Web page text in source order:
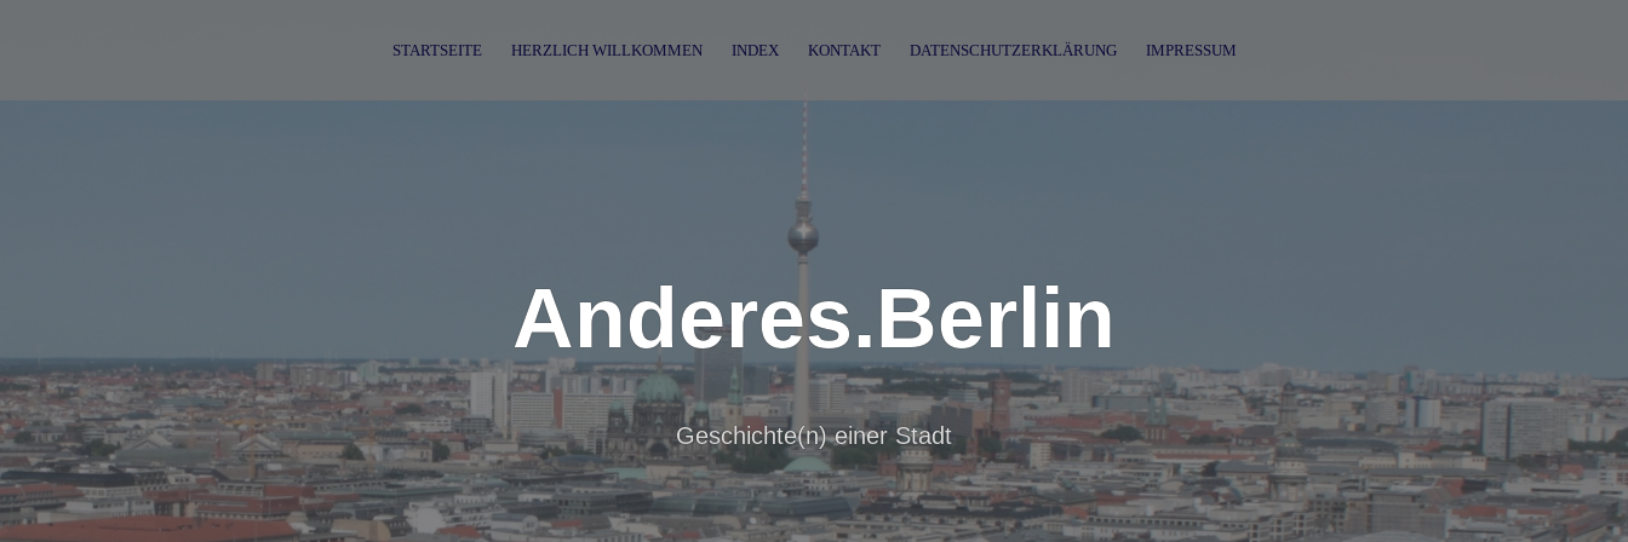
STARTSEITE HERZLICH WILLKOMMEN INDEX KONTAKT DATENSCHUTZERKLÄRUNG IMPRESSUM
Anderes.Berlin
Geschichte(n) einer Stadt